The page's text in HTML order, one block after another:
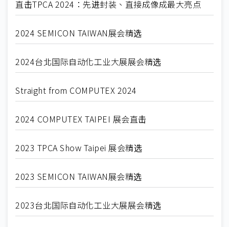
直击TPCA 2024：先进封装、直接成像成最大亮点
2024 SEMICON TAIWAN展会精选
2024台北国际自动化工业大展展会精选
Straight from COMPUTEX 2024
2024 COMPUTEX TAIPEI 展会直击
2023 TPCA Show Taipei 展会精选
2023 SEMICON TAIWAN展会精选
2023台北国际自动化工业大展展会精选